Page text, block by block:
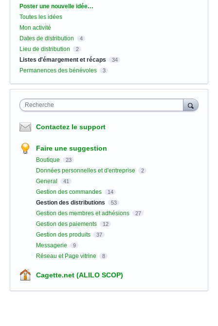
Catégories
Poster une nouvelle idée…
Toutes les idées
Mon activité
Dates de distribution
4
Lieu de distribution 2
Listes d'émargement et récaps 34
Permanences des bénévoles 3
Recherche
Contactez le support
Faire une suggestion
Boutique 23
Données personnelles et d'entreprise 2
General 41
Gestion des commandes 14
Gestion des distributions 53
Gestion des membres et adhésions 27
Gestion des paiements 12
Gestion des produits 37
Messagerie 9
Réseau et Page vitrine 8
Cagette.net (ALILO SCOP)